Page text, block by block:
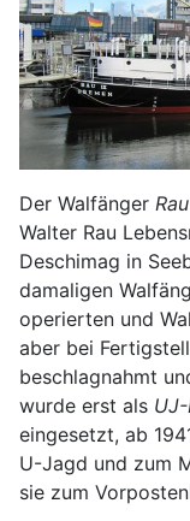
Der Walfänger
Walter Rau
Deschimag in
damaligen
operierten und
aber bei
beschlagnahmt
wurde erst als
eingesetzt, ab
U-Jagd und zum
sie zum